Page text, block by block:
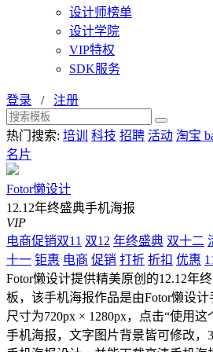
设计师榜单
设计学院
VIP特权
SDK服务
登录 / 注册
热门搜索: 培训 科技 招聘 活动 淘宝
名片
Fotor懒设计
12.12年终盛典手机海报
VIP
电商促销双11 双12 年终盛典 双十二
十一 钜惠 电商 促销 打折 折扣 优惠
Fotor懒设计提供精美原创的12.12年
板，该手机海报作品是由Fotor懒设计
尺寸为720px × 1280px，点击“使用
手机海报，文字图片背景皆可修改，